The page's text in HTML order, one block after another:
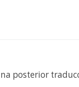
posterior